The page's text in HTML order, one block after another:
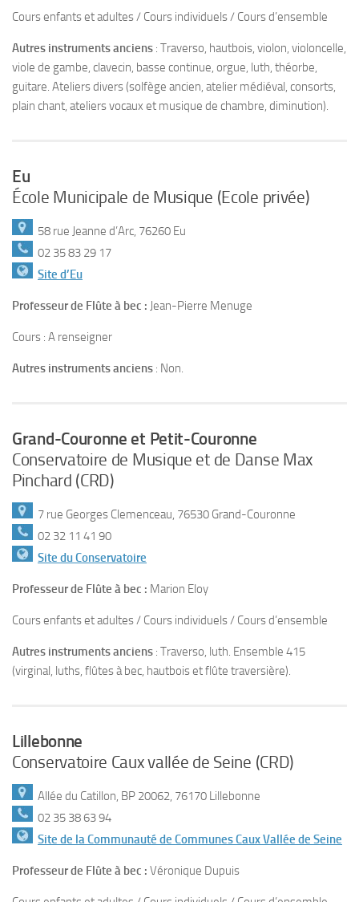
Cours enfants et adultes / Cours individuels / Cours d’ensemble
Autres instruments anciens : Traverso, hautbois, violon, violoncelle,
viole de gambe, clavecin, basse continue, orgue, luth, théorbe,
guitare. Ateliers divers (solfège ancien, atelier médiéval, consorts,
plain chant, ateliers vocaux et musique de chambre, diminution).
Eu
École Municipale de Musique (Ecole privée)
58 rue Jeanne d’Arc, 76260 Eu
02 35 83 29 17
Site d’Eu
Professeur de Flûte à bec : Jean-Pierre Menuge
Cours : A renseigner
Autres instruments anciens : Non.
Grand-Couronne et Petit-Couronne
Conservatoire de Musique et de Danse Max
Pinchard (CRD)
7 rue Georges Clemenceau, 76530 Grand-Couronne
02 32 11 41 90
Site du Conservatoire
Professeur de Flûte à bec : Marion Eloy
Cours enfants et adultes / Cours individuels / Cours d’ensemble
Autres instruments anciens : Traverso, luth. Ensemble 415
(virginal, luths, flûtes à bec, hautbois et flûte traversière).
Lillebonne
Conservatoire Caux vallée de Seine (CRD)
Allée du Catillon, BP 20062, 76170 Lillebonne
02 35 38 63 94
Site de la Communauté de Communes Caux Vallée de Seine
Professeur de Flûte à bec : Véronique Dupuis